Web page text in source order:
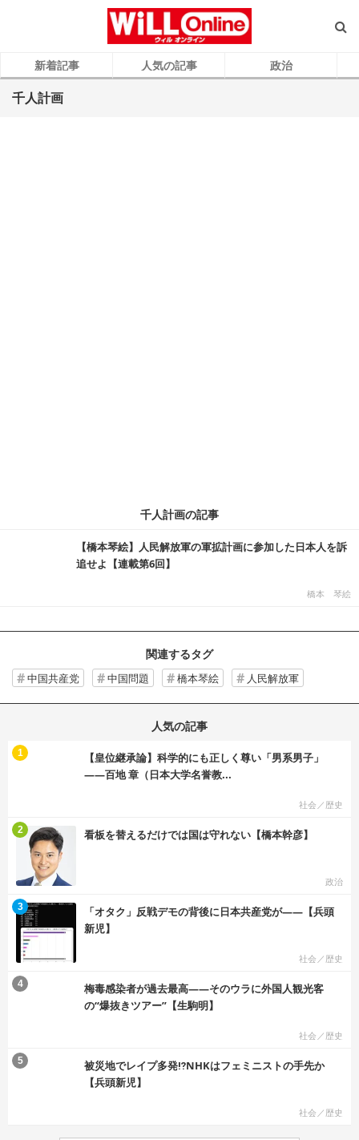
新着記事 人気の記事 政治
千人計画
千人計画の記事
【橋本琴絵】人民解放軍の軍拡計画に参加した日本人を訴
追せよ【連載第6回】
橋本 琴絵
関連するタグ
中国共産党 中国問題 橋本琴絵 人民解放軍
人気の記事
【皇位継承論】科学的にも正しく尊い「男系男子」
――百地 章（日本大学名誉教...
社会／歴史
1
看板を替えるだけでは国は守れない【橋本幹彦】
政治
2
「オタク」反戦デモの背後に日本共産党が――【兵頭
新児】
社会／歴史
3
梅毒感染者が過去最高――そのウラに外国人観光客
の“爆抜きツアー”【生駒明】
社会／歴史
4
被災地でレイプ多発⁉NHKはフェミニストの手先か
【兵頭新児】
社会／歴史
5